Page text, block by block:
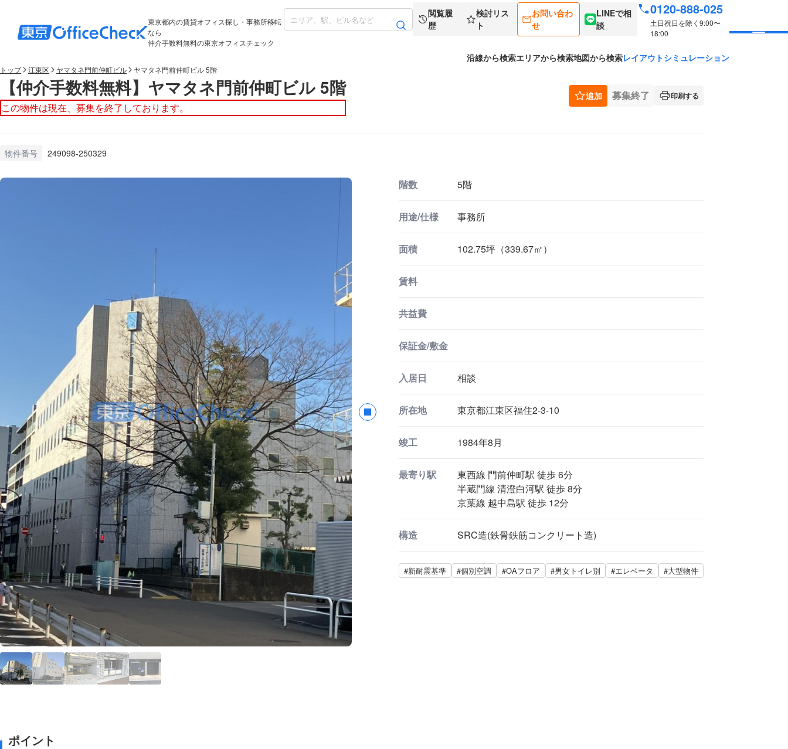
東京都内の賃貸オフィス探し・事務所移転
なら
仲介手数料無料の東京オフィスチェック
閲覧履
歴
検討リス
ト
お問い合わ
せ
LINEで相
談
0120-888-025
土日祝日を除く9:00〜
18:00
沿線から検索エリアから検索地図から検索レイアウトシミュレーション
トップ 江東区 ヤマタネ門前仲町ビル ヤマタネ門前仲町ビル 5階
【仲介手数料無料】ヤマタネ門前仲町ビル 5階
この物件は現在、募集を終了しております。
追加 募集終了 印刷する
物件番号 249098-250329
階数 5階
用途/仕様 事務所
面積 102.75坪（339.67㎡）
賃料
共益費
保証金/敷金
入居日 相談
所在地 東京都江東区福住2-3-10
竣工 1984年8月
最寄り駅
東西線 門前仲町駅 徒歩 6分
半蔵門線 清澄白河駅 徒歩 8分
京葉線 越中島駅 徒歩 12分
構造 SRC造(鉄骨鉄筋コンクリート造)
#新耐震基準 #個別空調 #OAフロア #男女トイレ別 #エレベータ #大型物件
ポイント